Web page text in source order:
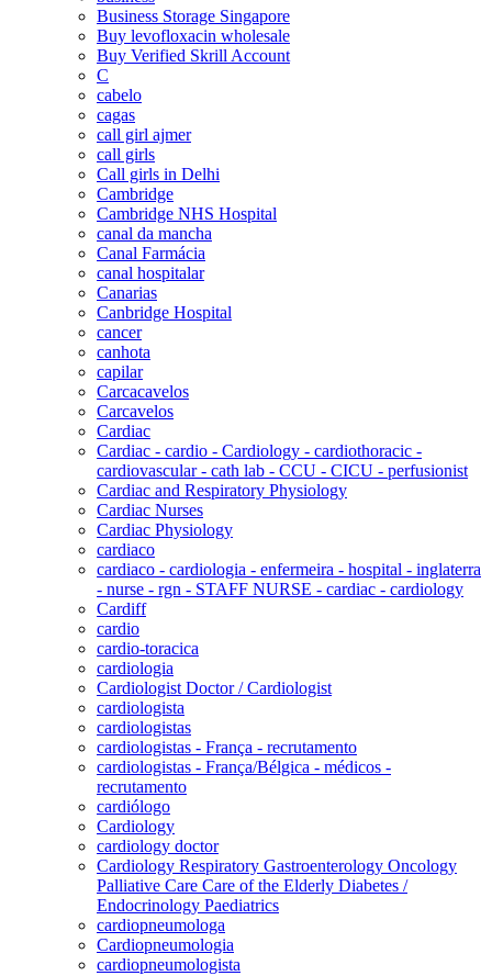
Business Storage Singapore
Buy levofloxacin wholesale
Buy Verified Skrill Account
C
cabelo
cagas
call girl ajmer
call girls
Call girls in Delhi
Cambridge
Cambridge NHS Hospital
canal da mancha
Canal Farmácia
canal hospitalar
Canarias
Canbridge Hospital
cancer
canhota
capilar
Carcacavelos
Carcavelos
Cardiac
Cardiac - cardio - Cardiology - cardiothoracic -
cardiovascular - cath lab - CCU - CICU - perfusionist
Cardiac and Respiratory Physiology
Cardiac Nurses
Cardiac Physiology
cardiaco
cardiaco - cardiologia - enfermeira - hospital - inglaterra
- nurse - rgn - STAFF NURSE - cardiac - cardiology
Cardiff
cardio
cardio-toracica
cardiologia
Cardiologist Doctor / Cardiologist
cardiologista
cardiologistas
cardiologistas - França - recrutamento
cardiologistas - França/Bélgica - médicos -
recrutamento
cardiólogo
Cardiology
cardiology doctor
Cardiology Respiratory Gastroenterology Oncology
Palliative Care Care of the Elderly Diabetes /
Endocrinology Paediatrics
cardiopneumologa
Cardiopneumologia
cardiopneumologista